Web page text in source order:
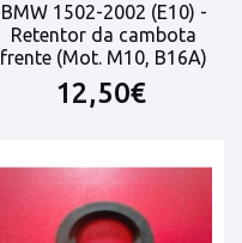
BMW 1502-2002 (E10) -
Retentor da cambota
frente (Mot. M10, B16A)
12,50€